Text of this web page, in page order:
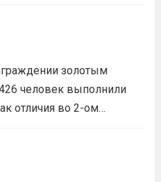
среди
направлен на
Всероссийского
спортивного комплекса
золотым
человек выполнили
отличия во 2-ом
проверили свои силы в